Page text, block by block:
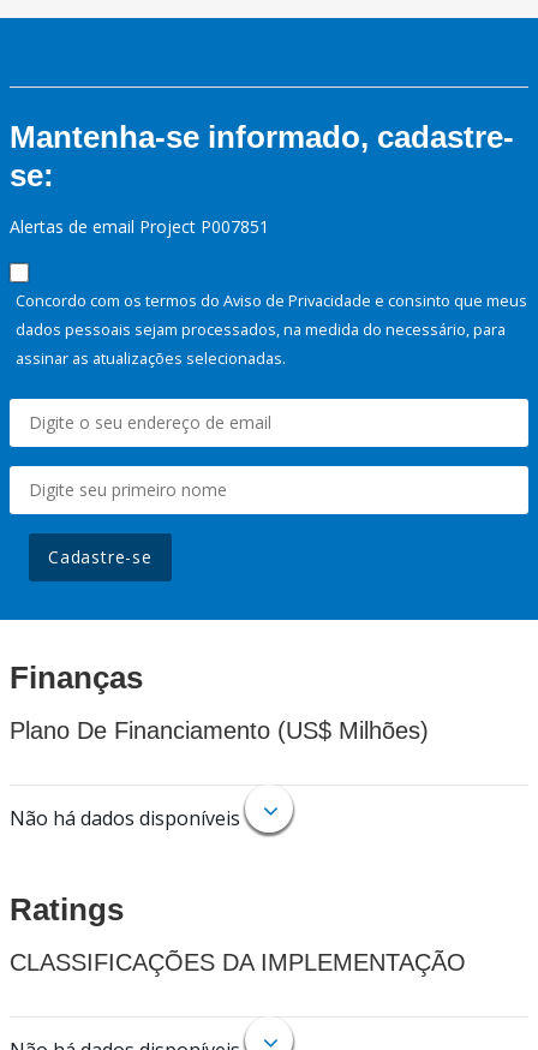
Mantenha-se informado, cadastre-
se:
Alertas de email Project P007851
Concordo com os termos do Aviso de Privacidade e consinto que meus
dados pessoais sejam processados, na medida do necessário, para
assinar as atualizações selecionadas.
Cadastre-se
Finanças
Plano De Financiamento (US$ Milhões)
Não há dados disponíveis
Ratings
CLASSIFICAÇÕES DA IMPLEMENTAÇÃO